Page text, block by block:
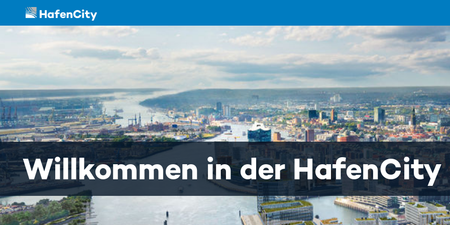
Willkommen in der HafenCity